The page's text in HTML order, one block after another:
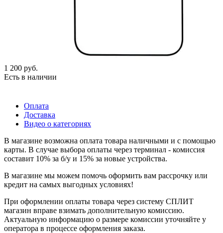
1 200 руб.
Есть в наличии
Оплата
Доставка
Видео о категориях
В магазине возможна оплата товара наличными и с помощью
карты. В случае выбора оплаты через терминал - комиссия
составит 10% за б/у и 15% за новые устройства.
В магазине мы можем помочь оформить вам рассрочку или
кредит на самых выгодных условиях!
При оформлении оплаты товара через систему СПЛИТ
магазин вправе взимать дополнительную комиссию.
Актуальную информацию о размере комиссии уточняйте у
оператора в процессе оформления заказа.